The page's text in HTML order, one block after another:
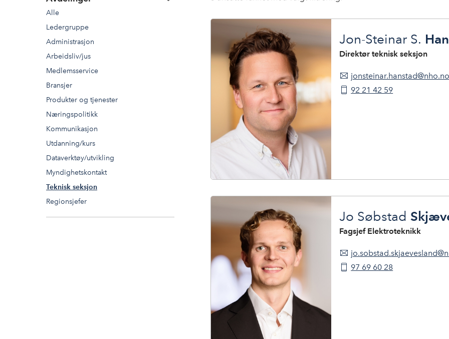
Alle
Ledergruppe
Administrasjon
Arbeidsliv/jus
Medlemsservice
Bransjer
Produkter og tjenester
Næringspolitikk
Kommunikasjon
Utdanning/kurs
Dataverktøy/utvikling
Myndighetskontakt
Teknisk seksjon
Regionsjefer
Jon-Steinar S.
Direktør teknisk seksjon
92 21 42 59
Jo Søbstad
Fagsjef Elektroteknikk
97 69 60 28